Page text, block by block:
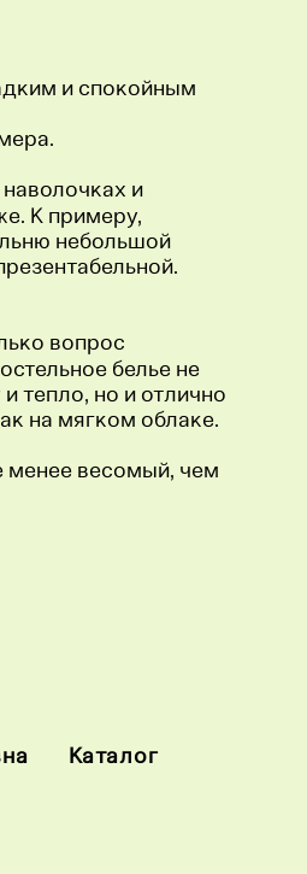
и спокойным
и
К примеру,
небольшой
вопрос
белье не
тепло, но и отлично
на мягком облаке.
менее весомый, чем
Каталог